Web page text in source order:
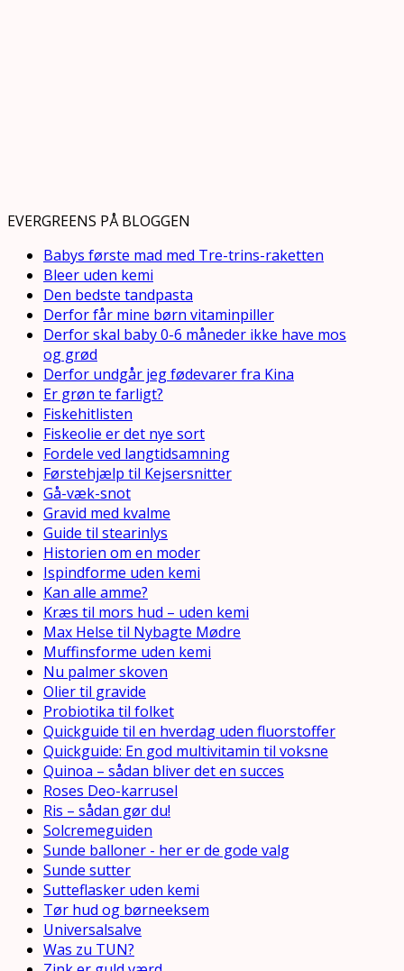
EVERGREENS PÅ BLOGGEN
Babys første mad med Tre-trins-raketten
Bleer uden kemi
Den bedste tandpasta
Derfor får mine børn vitaminpiller
Derfor skal baby 0-6 måneder ikke have mos
og grød
Derfor undgår jeg fødevarer fra Kina
Er grøn te farligt?
Fiskehitlisten
Fiskeolie er det nye sort
Fordele ved langtidsamning
Førstehjælp til Kejsersnitter
Gå-væk-snot
Gravid med kvalme
Guide til stearinlys
Historien om en moder
Ispindforme uden kemi
Kan alle amme?
Kræs til mors hud – uden kemi
Max Helse til Nybagte Mødre
Muffinsforme uden kemi
Nu palmer skoven
Olier til gravide
Probiotika til folket
Quickguide til en hverdag uden fluorstoffer
Quickguide: En god multivitamin til voksne
Quinoa – sådan bliver det en succes
Roses Deo-karrusel
Ris – sådan gør du!
Solcremeguiden
Sunde balloner - her er de gode valg
Sunde sutter
Sutteflasker uden kemi
Tør hud og børneeksem
Universalsalve
Was zu TUN?